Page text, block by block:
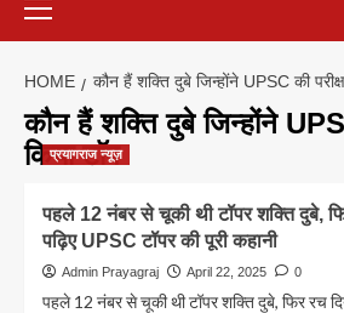
Menu
HOME कौन हैं शक्ति दुबे जिन्होंने UPSC की
कौन हैं शक्ति दुबे जिन्होंने
किया टॉप
प्रयागराज न्यूज़
पहले 12 नंबर से चूकी थी टॉपर शक्ति दुबे,
पढ़िए UPSC टॉपर की पूरी कहानी
Admin Prayagraj April 22, 2025 0
पहले 12 नंबर से चूकी थी टॉपर शक्ति दुबे, फिर रच